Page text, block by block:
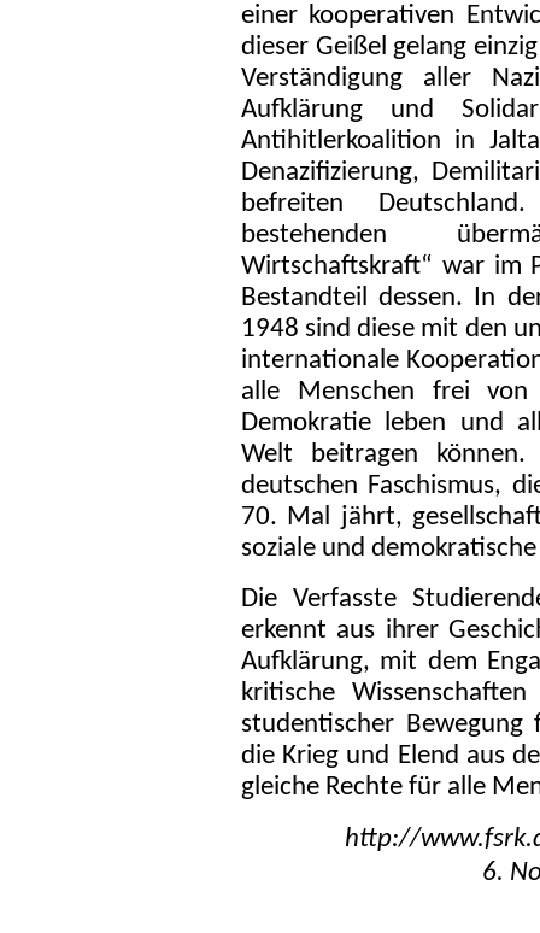
einer kooperativen
dieser Geißel gelang
Verständigung aller
Aufklärung und
Antihitlerkoalition in
Denazifizierung,
befreiten
bestehenden
Wirtschaftskraft“ war im
Bestandteil dessen. In
1948 sind diese mit den
internationale
alle Menschen frei
Demokratie leben und
Welt beitragen
deutschen Faschismus,
70. Mal jährt,
soziale und
Die Verfasste
erkennt aus ihrer
Aufklärung, mit dem
kritische
studentischer Bewegung
die Krieg und Elend aus
gleiche Rechte für alle
http://
6.